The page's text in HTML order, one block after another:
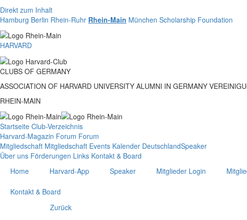
Direkt zum Inhalt
Hamburg Berlin Rhein-Ruhr Rhein-Main München Scholarship Foundation
HARVARD
CLUBS OF GERMANY
ASSOCIATION OF HARVARD UNIVERSITY ALUMNI IN GERMANY
RHEIN-MAIN
Startseite Club-Verzeichnis
Harvard-Magazin Forum Forum
Mitgliedschaft Mitgliedschaft Events Kalender DeutschlandSpeaker
Über uns Förderungen Links Kontakt & Board
Home
Harvard-App Speaker Mitglieder Login
Kontakt & Board
Zurück